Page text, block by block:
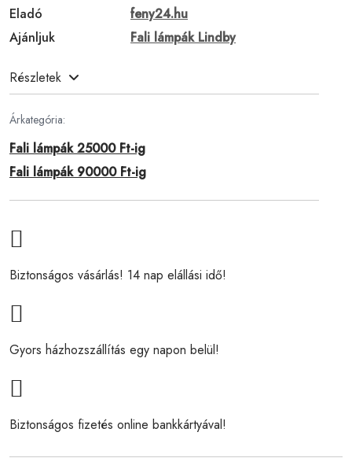
Eladó
feny24.hu
Ajánljuk
Fali lámpák Lindby
Részletek
Árkategória:
Fali lámpák 25000 Ft-ig
Fali lámpák 90000 Ft-ig
Biztonságos vásárlás! 14 nap elállási idő!
Gyors házhozszállítás egy napon belül!
Biztonságos fizetés online bankkártyával!